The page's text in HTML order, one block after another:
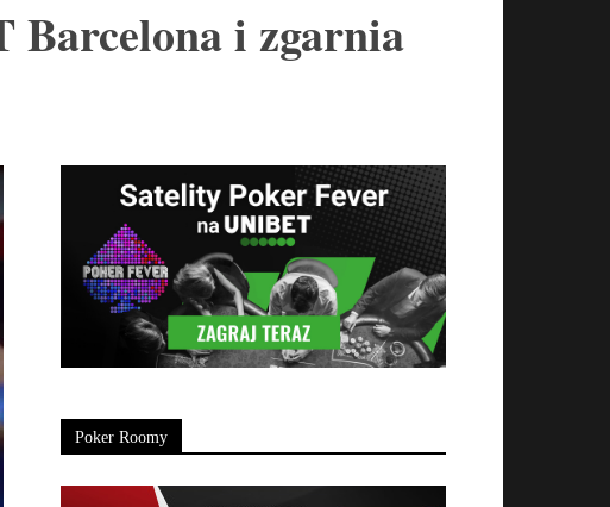
Barcelona i zgarnia
Poker Roomy